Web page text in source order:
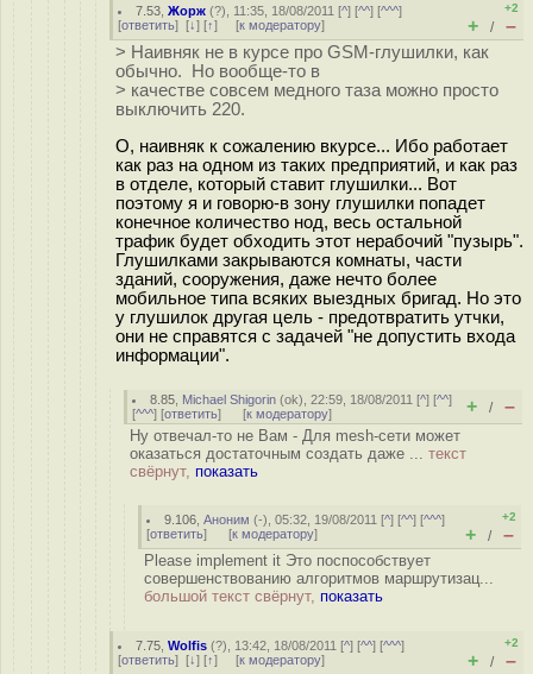
7.53 ,Жорж (?), 11:35, 18/08/2011 [^] [^^] [^^^]
[ответить] [↓] [↑] [к модератору]
+2
+ / –
> Наивняк не в курсе про GSM-глушилки, как
обычно. Но вообще-то в
> качестве совсем медного таза можно просто
выключить 220.
О, наивняк к сожалению вкурсе... Ибо работает
как раз на одном из таких предприятий, и как раз
в отделе, который ставит глушилки... Вот
поэтому я и говорю-в зону глушилки попадет
конечное количество нод, весь остальной
трафик будет обходить этот нерабочий "пузырь".
Глушилками закрываются комнаты, части
зданий, сооружения, даже нечто более
мобильное типа всяких выездных бригад. Но это
у глушилок другая цель - предотвратить утчки,
они не справятся с задачей "не допустить входа
информации".
8.85 Michael Shigorin (ok), 22:59, 18/08/2011 [^] [^^]
[^^^] [ответить] [к модератору] + / –
Ну отвечал-то не Вам - Для mesh-сети может
оказаться достаточным создать даже ... текст
свёрнут, показать
9.106 ,Аноним (-), 05:32, 19/08/2011 [^] [^^] [^^^]
[ответить] [к модератору]
+2
+ / –
Please implement it Это поспособствует
совершенствованию алгоритмов маршрутизац...
большой текст свёрнут, показать
7.75 ,Wolfis (?), 13:42, 18/08/2011 [^] [^^] [^^^]
[ответить] [↓] [↑] [к модератору]
+2
+ / –